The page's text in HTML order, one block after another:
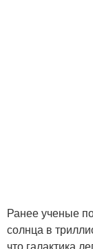
Ранее ученые
солнца в
что галактика